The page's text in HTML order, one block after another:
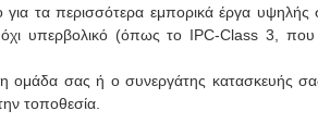
για τα περισσότερα εμπορικά έργα
όχι υπερβολικό (όπως το IPC-Class 3, που
ομάδα σας ή ο συνεργάτης κατασκευής
τοποθεσία.